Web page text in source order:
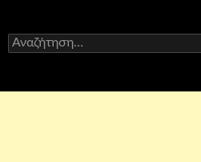
Αναζήτηση
για: